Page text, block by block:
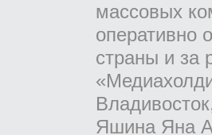
массовых
оперативно
страны и за
Яшина Яна